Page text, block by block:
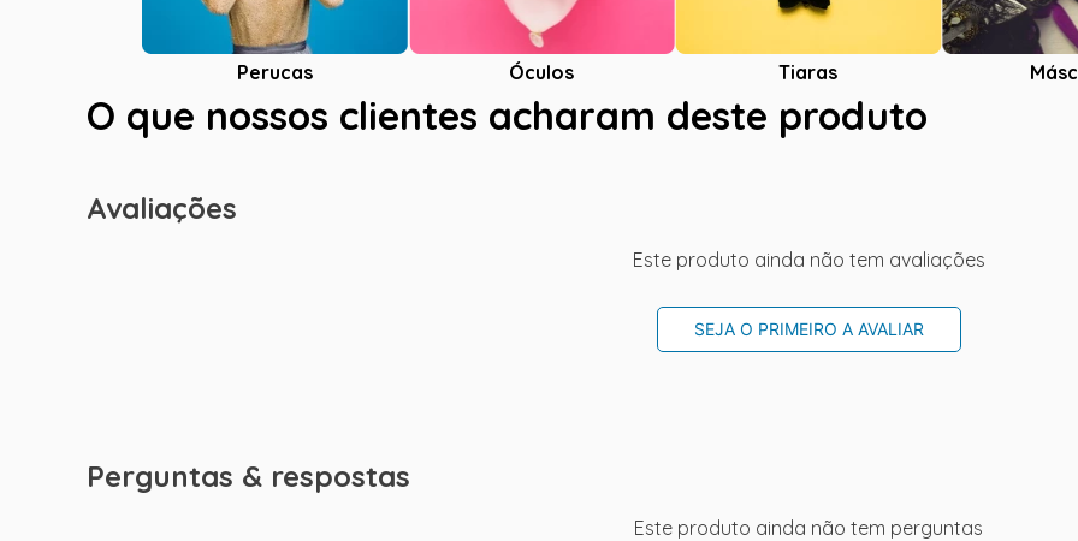
Perucas Óculos Tiaras
O que nossos clientes acharam deste produto
Avaliações
Este produto ainda não tem avaliações
SEJA O PRIMEIRO A AVALIAR
Perguntas & respostas
Este produto ainda não tem perguntas